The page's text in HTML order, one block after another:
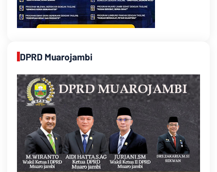
DPRD Muarojambi